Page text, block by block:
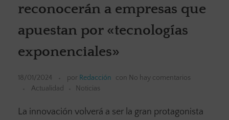
reconocerán a empresas que
apuestan por «tecnologías
exponenciales»
18/01/2024 por Redacción con No hay comentarios
Actualidad
Noticias
La innovación volverá a ser la gran protagonista